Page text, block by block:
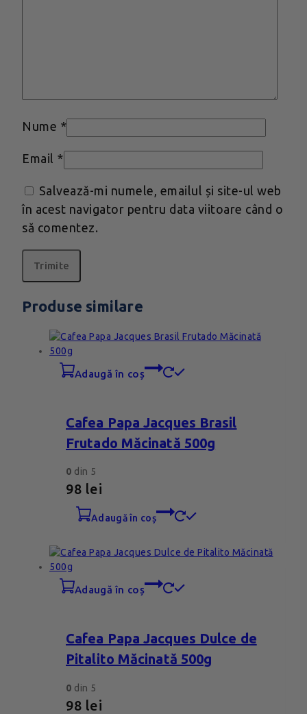
Nume *
Email *
Salvează-mi numele, emailul și site-ul web
în acest navigator pentru data viitoare când o
să comentez.
Produse similare
adaugă în coș
Cafea Papa Jacques Brasil
Frutado Măcinată 500g
0 din 5
98 lei
adaugă în coș
adaugă în coș
Cafea Papa Jacques Dulce de
Pitalito Măcinată 500g
0 din 5
98 lei